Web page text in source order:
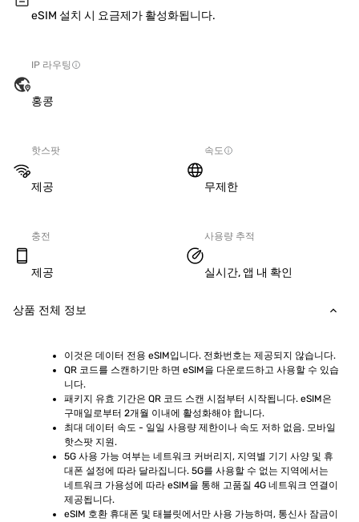
eSIM 설치 시 요금제가 활성화됩니다.
IP 라우팅
홍콩
핫스팟
제공
속도
무제한
충전
제공
사용량 추적
실시간, 앱 내 확인
상품 전체 정보
이것은 데이터 전용 eSIM입니다. 전화번호는 제공되지 않습니다.
QR 코드를 스캔하기만 하면 eSIM을 다운로드하고 사용할 수 있습
니다.
패키지 유효 기간은 QR 코드 스캔 시점부터 시작됩니다. eSIM은
구매일로부터 2개월 이내에 활성화해야 합니다.
최대 데이터 속도 - 일일 사용량 제한이나 속도 저하 없음. 모바일
핫스팟 지원.
5G 사용 가능 여부는 네트워크 커버리지, 지역별 기기 사양 및 휴
대폰 설정에 따라 달라집니다. 5G를 사용할 수 없는 지역에서는
네트워크 가용성에 따라 eSIM을 통해 고품질 4G 네트워크 연결이
제공됩니다.
eSIM 호환 휴대폰 및 태블릿에서만 사용 가능하며, 통신사 잠금이